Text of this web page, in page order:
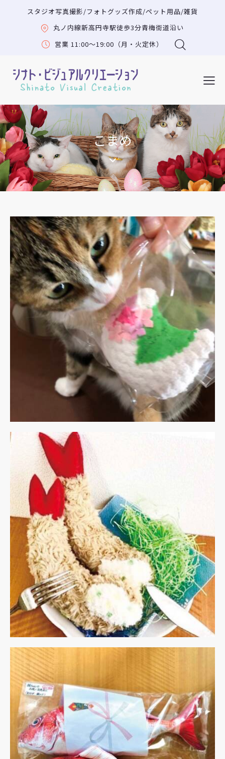
スタジオ写真撮影/フォトグッズ作成/ペット用品/雑貨
丸ノ内線新高円寺駅徒歩3分青梅街道沿い
営業 11:00〜19:00（月・火定休）
こまめ